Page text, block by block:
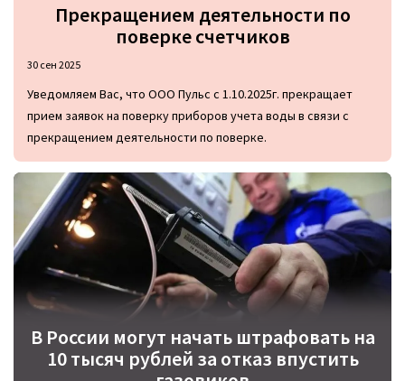
Прекращением деятельности по
поверке счетчиков
30 сен 2025
Уведомляем Вас, что ООО Пульс с 1.10.2025г. прекращает
прием заявок на поверку приборов учета воды в связи с
прекращением деятельности по поверке.
В России могут начать штрафовать на
10 тысяч рублей за отказ впустить